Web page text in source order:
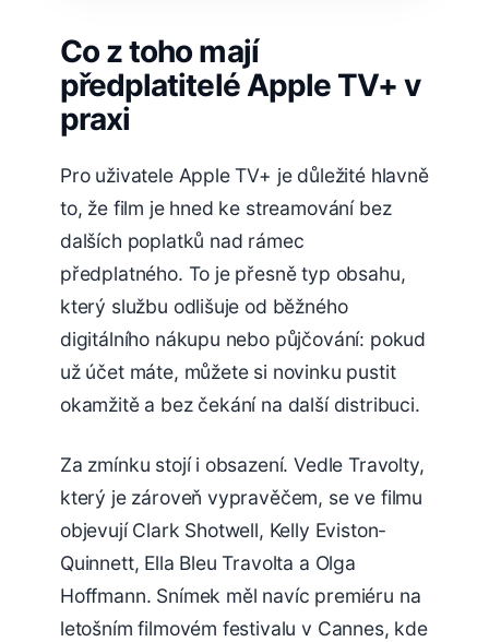
Co z toho mají
předplatitelé Apple TV+ v
praxi
Pro uživatele Apple TV+ je důležité hlavně
to, že film je hned ke streamování bez
dalších poplatků nad rámec
předplatného. To je přesně typ obsahu,
který službu odlišuje od běžného
digitálního nákupu nebo půjčování: pokud
už účet máte, můžete si novinku pustit
okamžitě a bez čekání na další distribuci.
Za zmínku stojí i obsazení. Vedle Travolty,
který je zároveň vypravěčem, se ve filmu
objevují Clark Shotwell, Kelly Eviston-
Quinnett, Ella Bleu Travolta a Olga
Hoffmann. Snímek měl navíc premiéru na
letošním filmovém festivalu v Cannes, kde